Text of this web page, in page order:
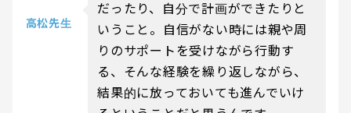
高松先生
だったり、自分で計画ができたりと
いうこと。自信がない時には親や周
りのサポートを受けながら行動す
る、そんな経験を繰り返しながら、
結果的に放っておいても進んでいけ